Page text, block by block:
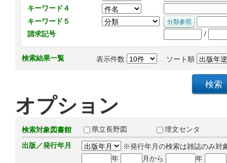
キーワード４
キーワード５
請求記号
/
検索結果一覧 表示件数 ソート順
オプション
検索対象図書館 県立長野図
埋文センタ
出版／発行年月
※発行年月の検索は雑誌のみ対
年
月から 年